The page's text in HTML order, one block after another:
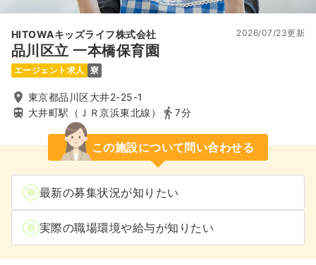
HITOWAキッズライフ株式会社
品川区立 一本橋保育園
2026/07/23更新
エージェント求人 寮
東京都品川区大井2-25-1
大井町駅（ＪＲ京浜東北線）
7分
この施設について問い合わせる
最新の募集状況が知りたい
実際の職場環境や給与が知りたい